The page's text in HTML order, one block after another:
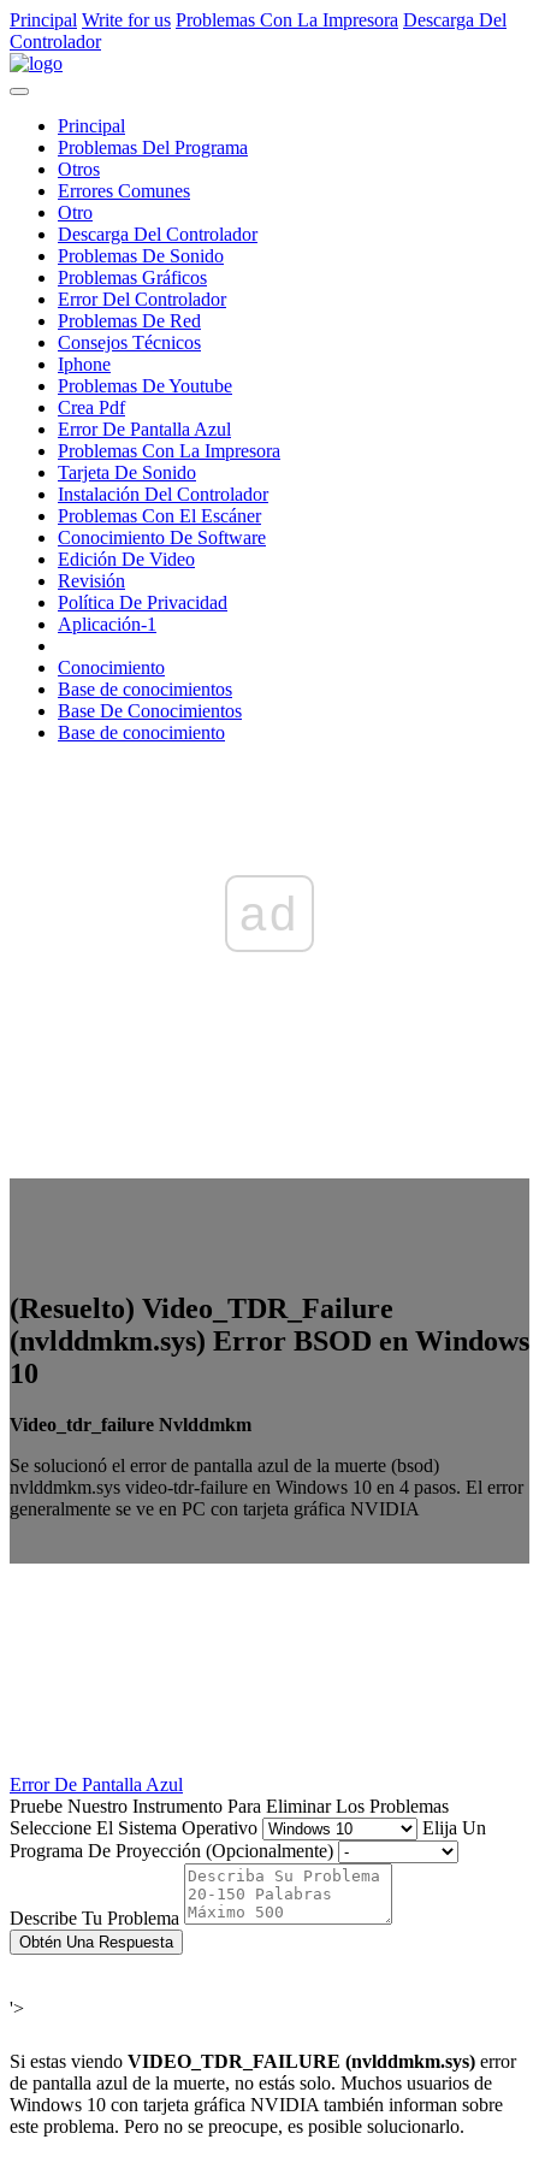
Principal Write for us Problemas Con La Impresora Descarga Del
Controlador
Principal
Problemas Del Programa
Otros
Errores Comunes
Otro
Descarga Del Controlador
Problemas De Sonido
Problemas Gráficos
Error Del Controlador
Problemas De Red
Consejos Técnicos
Iphone
Problemas De Youtube
Crea Pdf
Error De Pantalla Azul
Problemas Con La Impresora
Tarjeta De Sonido
Instalación Del Controlador
Problemas Con El Escáner
Conocimiento De Software
Edición De Video
Revisión
Política De Privacidad
Aplicación-1
Conocimiento
Base de conocimientos
Base De Conocimientos
Base de conocimiento
ad
(Resuelto) Video_TDR_Failure
(nvlddmkm.sys) Error BSOD en Windows
10
Video_tdr_failure Nvlddmkm
Se solucionó el error de pantalla azul de la muerte (bsod)
nvlddmkm.sys video-tdr-failure en Windows 10 en 4 pasos. El error
generalmente se ve en PC con tarjeta gráfica NVIDIA
Error De Pantalla Azul
Pruebe Nuestro Instrumento Para Eliminar Los Problemas
Seleccione El Sistema Operativo
Elija Un
Programa De Proyección (Opcionalmente)
Describe Tu Problema
Obtén Una Respuesta
'>
Si estas viendo VIDEO_TDR_FAILURE (nvlddmkm.sys) error
de pantalla azul de la muerte, no estás solo. Muchos usuarios de
Windows 10 con tarjeta gráfica NVIDIA también informan sobre
este problema. Pero no se preocupe, es posible solucionarlo.